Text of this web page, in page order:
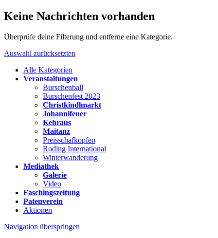
Keine Nachrichten vorhanden
Überprüfe deine Filterung und entferne eine Kategorie.
Auswahl zurücksetzten
Alle Kategorien
Veranstaltungen
Burschenball
Burschenfest 2023
Christkindlmarkt
Johannifeuer
Kehraus
Maitanz
Preisschafkopfen
Roding International
Winterwanderung
Mediathek
Galerie
Video
Faschingszeitung
Patenverein
Aktionen
Navigation überspringen